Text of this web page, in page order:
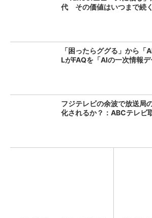
代 その価値はいつまで続
「困ったらググる」から
LがFAQを「AIの一次情報デ
フジテレビの余波で放送局
化されるか？：ABCテレビ